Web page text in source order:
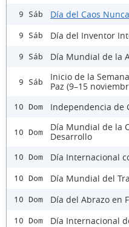
9 Sáb Día del Caos
9 Sáb Día del Inventor
9 Sáb Día Mundial de la
9 Sáb
Inicio de la
Paz (9–15
10 Dom Independencia de
10 Dom
Día Mundial de la
Desarrollo
10 Dom Día Internacional
10 Dom Día Mundial del
10 Dom Día del Abrazo en
10 Dom Día Internacional